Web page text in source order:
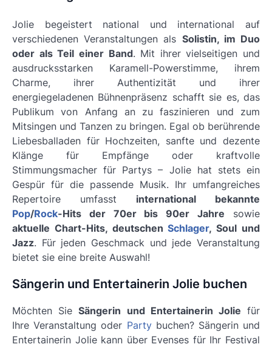
Jolie begeistert national und international auf
verschiedenen Veranstaltungen als Solistin, im Duo
oder als Teil einer Band. Mit ihrer vielseitigen und
ausdrucksstarken Karamell-Powerstimme, ihrem
Charme, ihrer Authentizität und ihrer
energiegeladenen Bühnenpräsenz schafft sie es, das
Publikum von Anfang an zu faszinieren und zum
Mitsingen und Tanzen zu bringen. Egal ob berührende
Liebesballaden für Hochzeiten, sanfte und dezente
Klänge für Empfänge oder kraftvolle
Stimmungsmacher für Partys – Jolie hat stets ein
Gespür für die passende Musik. Ihr umfangreiches
Repertoire umfasst international bekannte
Pop/Rock-Hits der 70er bis 90er Jahre sowie
aktuelle Chart-Hits, deutschenSchlager, Soul und
Jazz. Für jeden Geschmack und jede Veranstaltung
bietet sie eine breite Auswahl!
Sängerin und Entertainerin Jolie buchen
Möchten SieSängerin und Entertainerin Jolie für
Ihre Veranstaltung oder Partybuchen? Sängerin und
Entertainerin Jolie kann über Evenses für Ihr Festival